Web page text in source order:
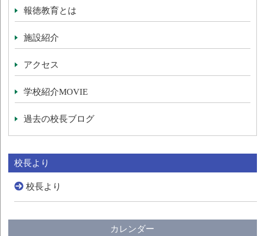
報徳教育とは
施設紹介
アクセス
学校紹介MOVIE
過去の校長ブログ
校長より
校長より
カレンダー